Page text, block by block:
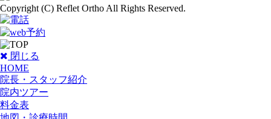
Copyright (C) Reflet Ortho All Rights Reserved.
閉じる
HOME
院長・スタッフ紹介
院内ツアー
料金表